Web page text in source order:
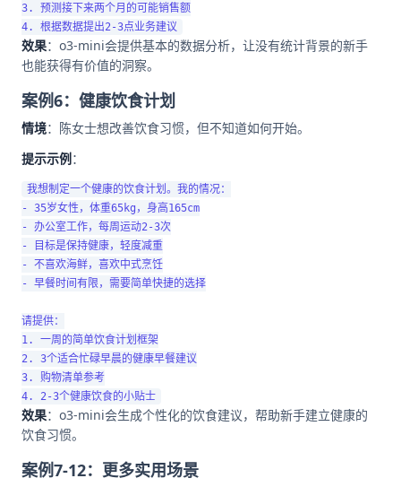
3. 预测接下来两个月的可能销售额
效果：o3-mini会提供基本的数据分析，让没有统计背景的新手
也能获得有价值的洞察。
案例6：健康饮食计划
情境：陈女士想改善饮食习惯，但不知道如何开始。
提示示例 ：
我想制定一个健康的饮食计划。我的情况：
- 35岁女性，体重65kg，身高165cm
- 办公室工作，每周运动2-3次
- 目标是保持健康，轻度减重
- 不喜欢海鲜，喜欢中式烹饪
- 早餐时间有限，需要简单快捷的选择
请提供：
1. 一周的简单饮食计划框架
2. 3个适合忙碌早晨的健康早餐建议
3. 购物清单参考
效果：o3-mini会生成个性化的饮食建议，帮助新手建立健康的
饮食习惯。
案例7-12：更多实用场景